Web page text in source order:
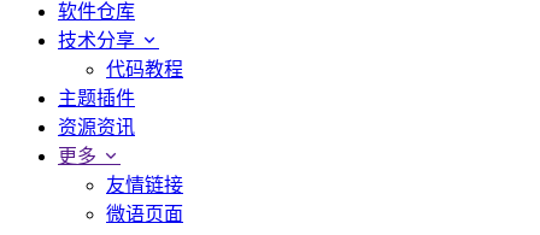
软件仓库
技术分享
代码教程
主题插件
资源资讯
更多
友情链接
微语页面